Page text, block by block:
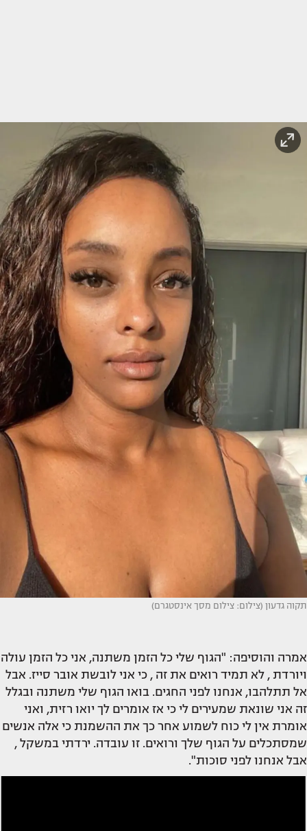
תקוה גדעון (צילום: צילום מסך אינסטגרם)
אמרה והוסיפה: "הגוף שלי כל הזמן משתנה, אני כל הזמן עולה
ויורדת , לא תמיד רואים את זה , כי אני לובשת אובר סייז. אבל
אל תתלהבו, אנחנו לפני החגים. בואו הגוף שלי משתנה ובגלל
זה אני שונאת שמעירים לי כי אז אומרים לך יואו רזית, ואני
אומרת אין לי כוח לשמוע אחר כך את ההשמנת כי אלה אנשים
שמסתכלים על הגוף שלך ורואים. זו עובדה. ירדתי במשקל ,
אבל אנחנו לפני סוכות".